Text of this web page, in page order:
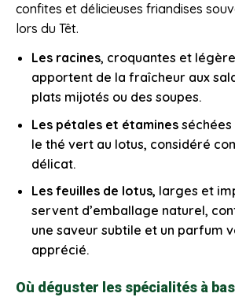
confites et délicieuses friandises
lors du Têt.
Les racines, croquantes et
apportent de la fraîcheur aux
plats mijotés ou des soupes.
Les pétales et étamines
le thé vert au lotus, considéré
délicat.
Les feuilles de lotus, larges et
servent d’emballage naturel,
une saveur subtile et un parfum
apprécié.
Où déguster les spécialités à